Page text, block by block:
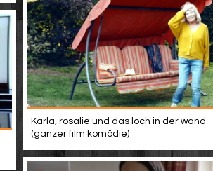
Karla, rosalie und das loch in der wand
(ganzer film komödie)